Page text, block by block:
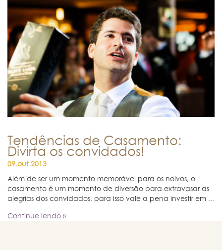
Tendências de Casamento:
Divirta os convidados!
09.out.2013
Além de ser um momento memorável para os noivos, o
casamento é um momento de diversão para extravasar as
alegrias dos convidados, para isso vale a pena investir em ...
Continue lendo »